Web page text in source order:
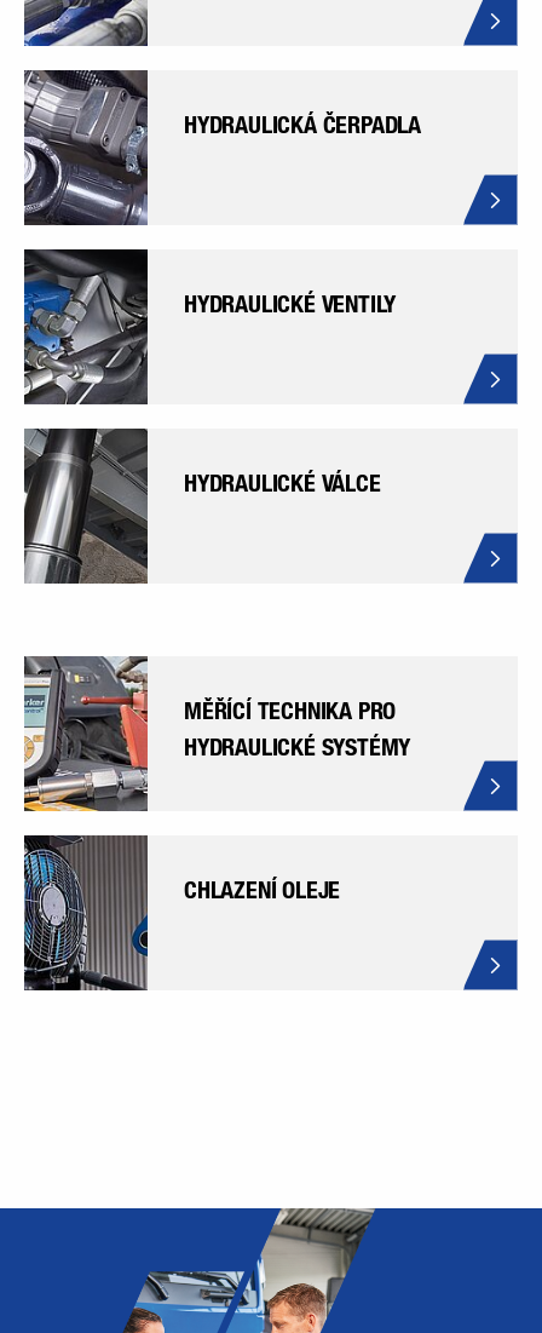
HYDRAULICKÁ ČERPADLA
HYDRAULICKÉ VENTILY
HYDRAULICKÉ VÁLCE
MĚŘÍCÍ TECHNIKA PRO
HYDRAULICKÉ SYSTÉMY
CHLAZENÍ OLEJE